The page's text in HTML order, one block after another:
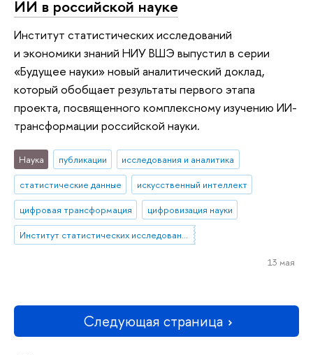
ИИ в российской науке
Институт статистических исследований
и экономики знаний НИУ ВШЭ выпустил в серии
«Будущее науки» новый аналитический доклад,
который обобщает результаты первого этапа
проекта, посвященного комплексному изучению ИИ-
трансформации российской науки.
Наука публикации
исследования и аналитика
статистические данные
искусственный интеллект
цифровая трансформация
цифровизация науки
Институт статистических исследований и экономики знаний
13 мая
Следующая страница